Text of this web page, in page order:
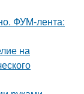
ФУМ-лента:
на